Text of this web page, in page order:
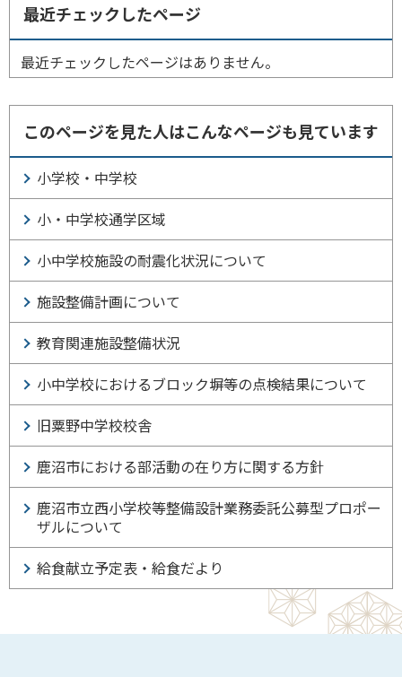
最近チェックしたページ
最近チェックしたページはありません。
このページを見た人はこんなページも見ています
小学校・中学校
小・中学校通学区域
小中学校施設の耐震化状況について
施設整備計画について
教育関連施設整備状況
小中学校におけるブロック塀等の点検結果について
旧粟野中学校校舎
鹿沼市における部活動の在り方に関する方針
鹿沼市立西小学校等整備設計業務委託公募型プロポー
ザルについて
給食献立予定表・給食だより